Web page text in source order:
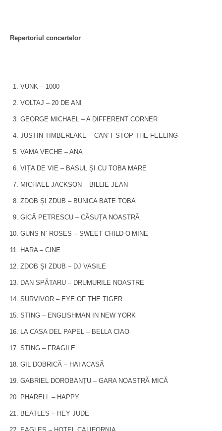
Repertoriul concertelor
VUNK – 1000
VOLTAJ – 20 DE ANI
GEORGE MICHAEL – A DIFFERENT CORNER
JUSTIN TIMBERLAKE – CAN`T STOP THE FEELING
VAMA VECHE – ANA
VIȚA DE VIE – BASUL ȘI CU TOBA MARE
MICHAEL JACKSON – BILLIE JEAN
ZDOB ȘI ZDUB – BUNICA BATE TOBA
GICĂ PETRESCU – CĂSUȚA NOASTRĂ
GUNS N` ROSES – SWEET CHILD O’MINE
HARA – CINE
ZDOB ȘI ZDUB – DJ VASILE
DAN SPĂTARU – DRUMURILE NOASTRE
SURVIVOR – EYE OF THE TIGER
STING – ENGLISHMAN IN NEW YORK
LA CASA DEL PAPEL – BELLA CIAO
STING – FRAGILE
GIL DOBRICĂ – HAI ACASĂ
GABRIEL DOROBANȚU – GARA NOASTRĂ MICĂ
PHARELL – HAPPY
BEATLES – HEY JUDE